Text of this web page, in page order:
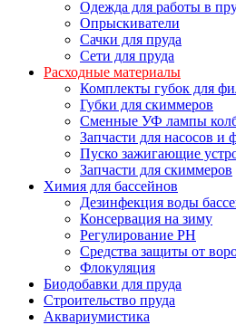
Одежда для работы в
Опрыскиватели
Сачки для пруда
Сети для пруда
Расходные материалы
Комплекты губок для
Губки для скиммеров
Сменные УФ лампы
Запчасти для насосов и
Пуско зажигающие
Запчасти для скиммеров
Химия для бассейнов
Дезинфекция воды
Консервация на зиму
Регулирование PH
Средства защиты от
Флокуляция
Биодобавки для пруда
Строительство пруда
Аквариумистика